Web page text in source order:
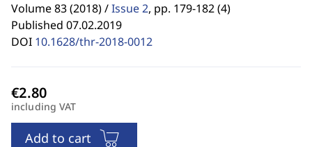
Volume 83 (2018) /Issue 2, pp. 179-182 (4)
Published 07.02.2019
DOI 10.1628/thr-2018-0012
including VAT
Add to cart